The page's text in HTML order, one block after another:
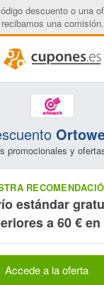
descuento o una
recibamos una comisión.
promocionales y
estándar
a 60 €
Accede a la oferta